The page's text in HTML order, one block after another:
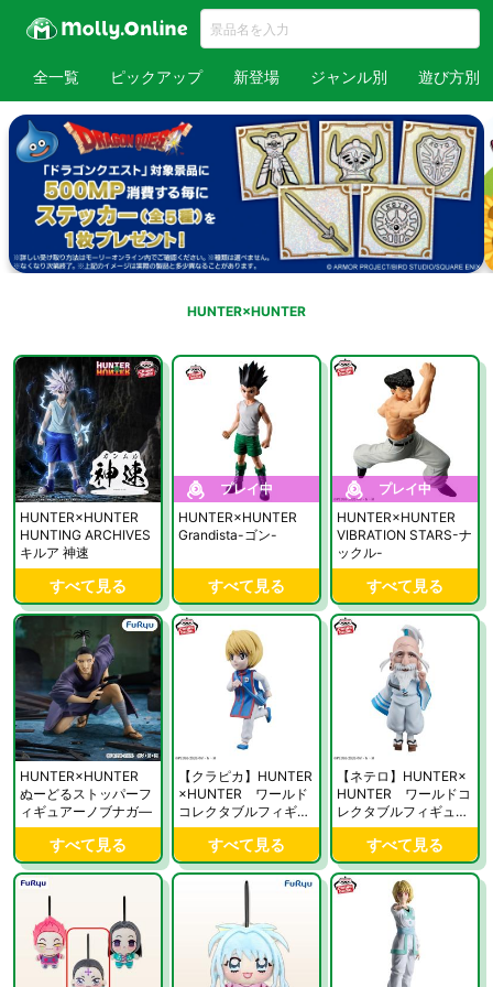
全一覧 ピックアップ 新登場 ジャンル別 遊び方別
HUNTER×HUNTER
HUNTER×HUNTER
HUNTING ARCHIVES
キルア 神速
すべて見る
HUNTER×HUNTER
Grandista-ゴン-
すべて見る
HUNTER×HUNTER
VIBRATION STARS-ナ
ックル-
すべて見る
HUNTER×HUNTER
ぬーどるストッパーフ
ィギュアーノブナガ―
すべて見る
【クラピカ】HUNTER
×HUNTER ワールド
コレクタブルフィギュ
ア-ハンター試験-vol.2
すべて見る
【ネテロ】HUNTER×
HUNTER ワールドコ
レクタブルフィギュ
ア-ハンター試験-vol.2
すべて見る